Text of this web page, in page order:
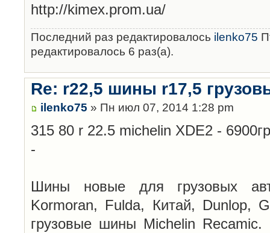
http://kimex.prom.ua/
Последний раз редактировалось ilenko75
редактировалось 6 раз(а).
Re: r22,5 шины r17,5
ilenko75 » Пн июл 07, 2014 1:28 pm
315 80 r 22.5 michelin XDE2 -
-
Шины новые для грузовых
Kormoran, Fulda, Китай, Dunlop,
грузовые шины Michelin